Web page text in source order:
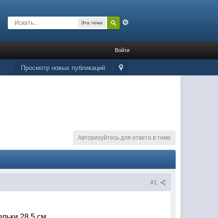
Эта тема
Войти
Просмотр новых публикаций
Авторизуйтесь для ответа в теме
#1